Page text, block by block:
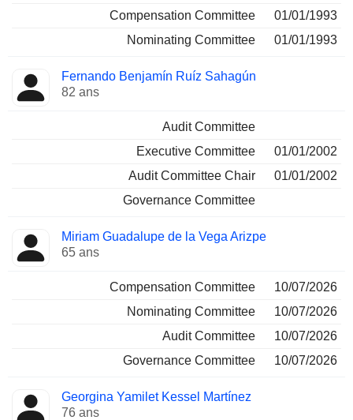
Compensation Committee
01/01/1993
Nominating Committee
01/01/1993
Fernando Benjamín Ruíz Sahagún
82 ans
Audit Committee
Executive Committee
01/01/2002
Audit Committee Chair
01/01/2002
Governance Committee
Miriam Guadalupe de la Vega Arizpe
65 ans
Compensation Committee
10/07/2026
Nominating Committee
10/07/2026
Audit Committee
10/07/2026
Governance Committee
10/07/2026
Georgina Yamilet Kessel Martínez
76 ans